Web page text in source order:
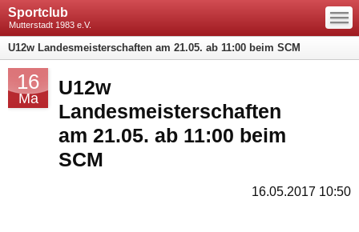
Sportclub
Mutterstadt 1983 e.V.
—
—
—
U12w Landesmeisterschaften am 21.05. ab 11:00 beim SCM
16
Ma
U12w
Landesmeisterschaften
am 21.05. ab 11:00 beim
SCM
16.05.2017 10:50